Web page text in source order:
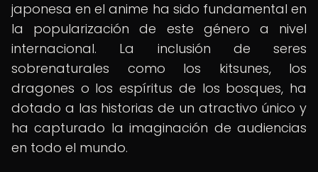
japonesa en el anime ha sido fundamental en
la popularización de este género a nivel
internacional. La inclusión de seres
sobrenaturales como los kitsunes, los
dragones o los espíritus de los bosques, ha
dotado a las historias de un atractivo único y
ha capturado la imaginación de audiencias
en todo el mundo.